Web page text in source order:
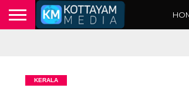
KERALA